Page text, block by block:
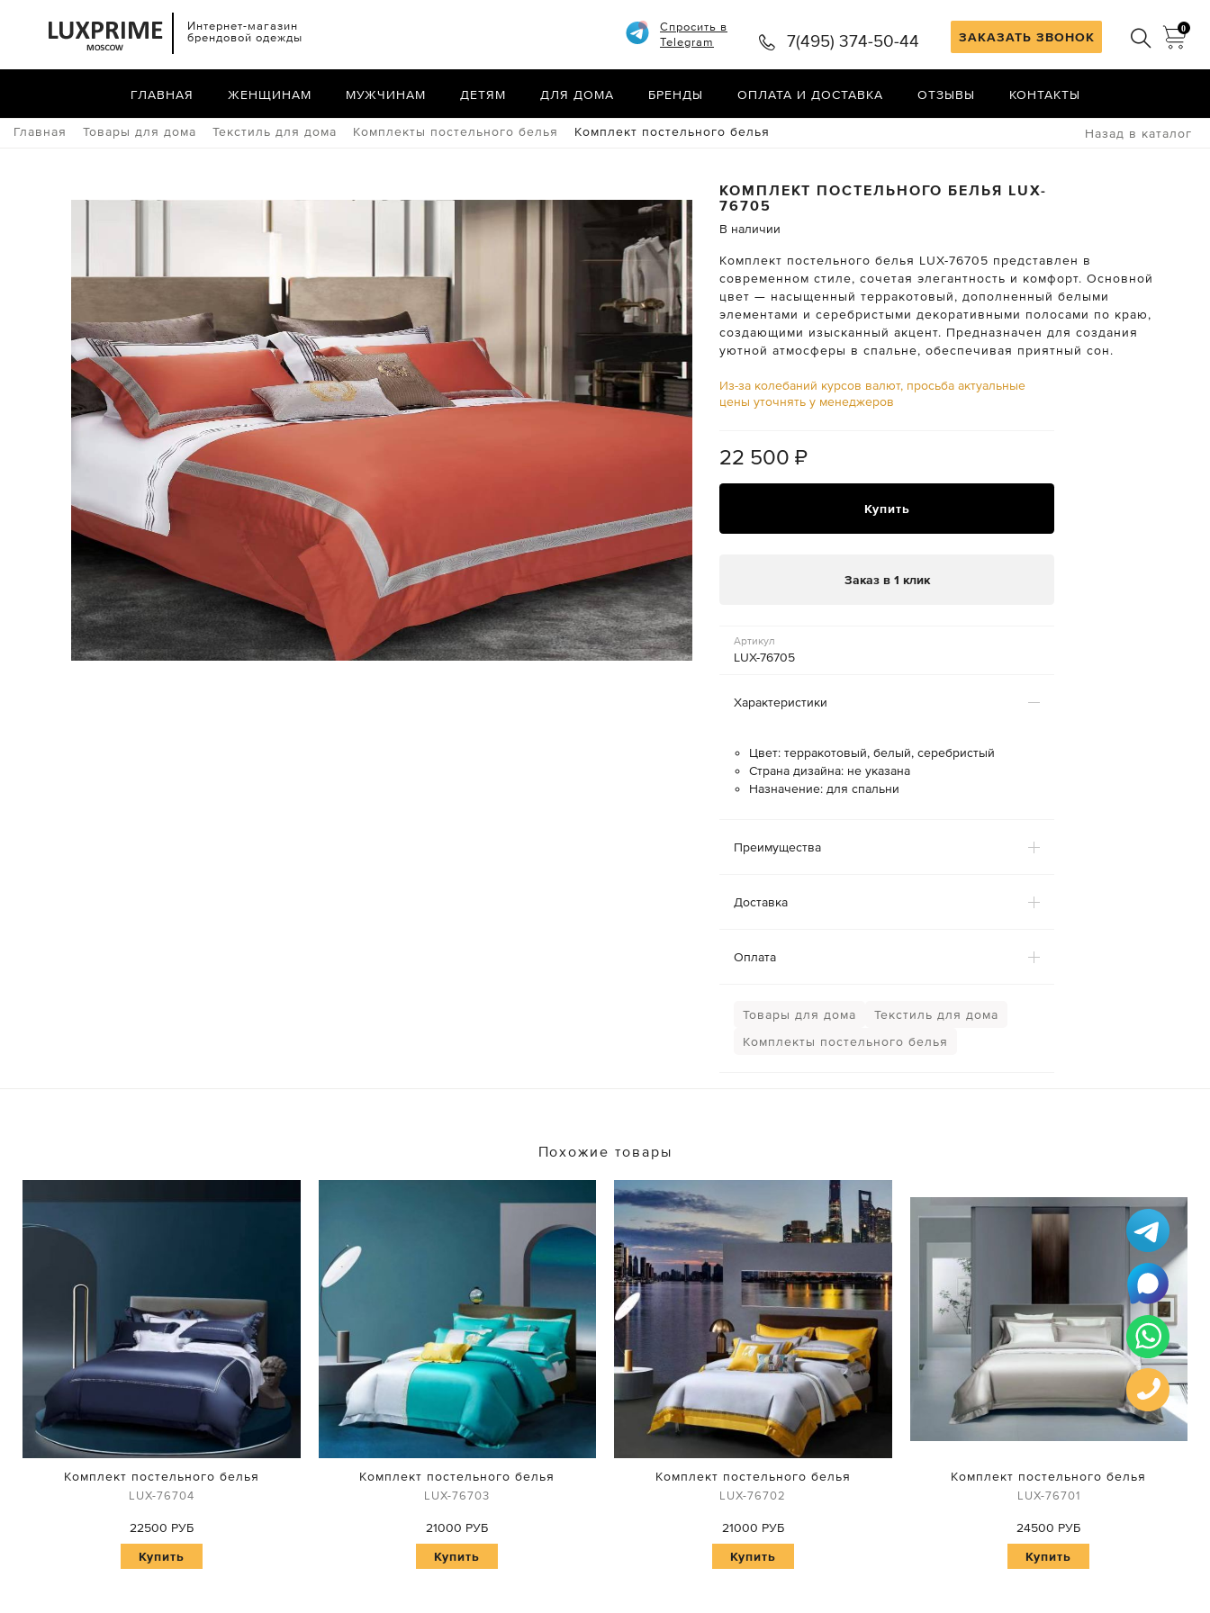
Интернет-магазин
брендовой одежды
ЗАКАЗАТЬ ЗВОНОК
0
Спросить в
Telegram
7(495) 374-50-44
ГЛАВНАЯ ЖЕНЩИНАМ МУЖЧИНАМ ДЕТЯМ ДЛЯ ДОМА БРЕНДЫ ОПЛАТА И ДОСТАВКА ОТЗЫВЫ КОНТАКТЫ
Главная Товары для дома Текстиль для дома Комплекты постельного белья Комплект постельного белья Назад в каталог
КОМПЛЕКТ ПОСТЕЛЬНОГО БЕЛЬЯ LUX-
76705
В наличии
Комплект постельного белья LUX-76705 представлен в
современном стиле, сочетая элегантность и комфорт. Основной
цвет — насыщенный терракотовый, дополненный белыми
элементами и серебристыми декоративными полосами по краю,
создающими изысканный акцент. Предназначен для создания
уютной атмосферы в спальне, обеспечивая приятный сон.
Из-за колебаний курсов валют, просьба актуальные
цены уточнять у менеджеров
22 500 ₽
Купить
Заказ в 1 клик
Артикул
LUX-76705
Характеристики
Цвет: терракотовый, белый, серебристый
Страна дизайна: не указана
Назначение: для спальни
Преимущества
Доставка
Оплата
Товары для дома
Текстиль для дома
Комплекты постельного белья
Похожие товары
Комплект постельного белья
LUX-76704
22500 РУБ
Купить
Комплект постельного белья
LUX-76703
21000 РУБ
Купить
Комплект постельного белья
LUX-76702
21000 РУБ
Купить
Комплект постельного белья
LUX-76701
24500 РУБ
Купить